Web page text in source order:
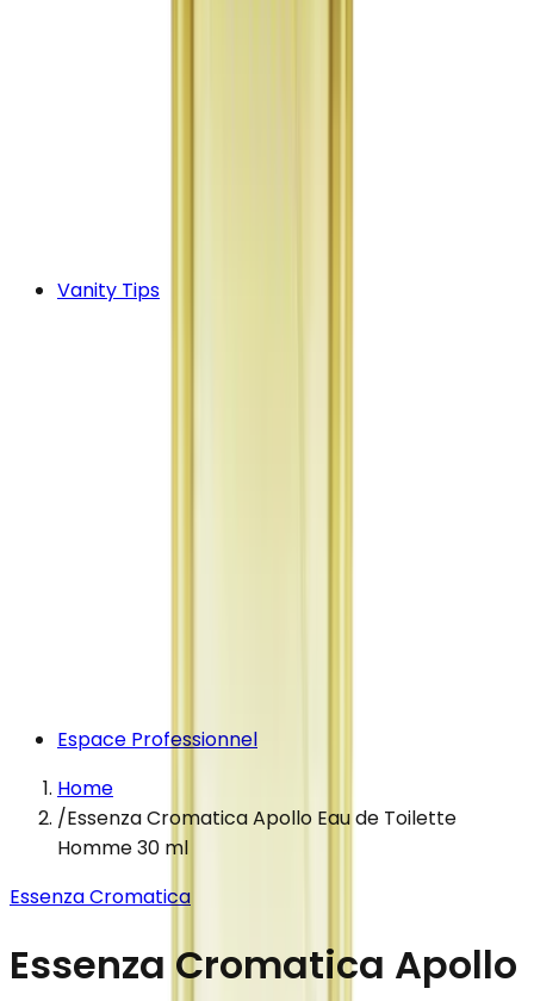
Vanity Tips
Espace Professionnel
Home
/Essenza Cromatica Apollo Eau de Toilette
Homme 30 ml
Essenza Cromatica
Essenza Cromatica Apollo